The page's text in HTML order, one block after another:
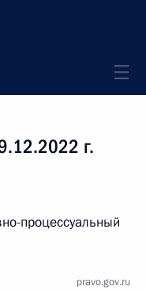
г.
процессуальный
pravo.gov.ru